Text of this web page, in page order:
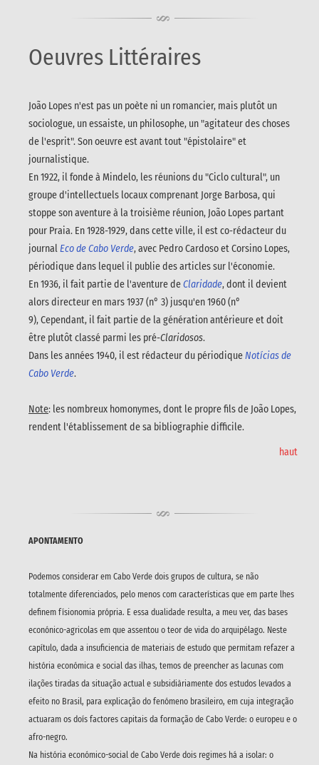
Oeuvres Littéraires
João Lopes n'est pas un poète ni un romancier, mais plutôt un
sociologue, un essaiste, un philosophe, un "agitateur des choses
de l'esprit". Son oeuvre est avant tout "épistolaire" et
journalistique.
En 1922, il fonde à Mindelo, les réunions du "Ciclo cultural", un
groupe d'intellectuels locaux comprenant Jorge Barbosa, qui
stoppe son aventure à la troisième réunion, João Lopes partant
pour Praia. En 1928-1929, dans cette ville, il est co-rédacteur du
journalEco de Cabo Verde, avec Pedro Cardoso et Corsino Lopes,
périodique dans lequel il publie des articles sur l'économie.
En 1936, il fait partie de l'aventure deClaridade, dont il devient
alors directeur en mars 1937 (n° 3) jusqu'en 1960 (n°
9), Cependant, il fait partie de la génération antérieure et doit
être plutôt classé parmi les pré-Claridosos.
Dans les années 1940, il est rédacteur du périodiqueNotícias de
Cabo Verde.
Note: les nombreux homonymes, dont le propre fils de João Lopes,
rendent l'établissement de sa bibliographie difficile.
haut
APONTAMENTO
Podemos considerar em Cabo Verde dois grupos de cultura, se não
totalmente diferenciados, pelo menos com características que em parte lhes
definem físionomia própria. E essa dualidade resulta, a meu ver, das bases
econónico-agricolas em que assentou o teor de vida do arquipélago. Neste
capítulo, dada a insuficiencia de materiais de estudo que permitam refazer a
história económica e social das ilhas, temos de preencher as lacunas com
ilações tiradas da situação actual e subsidiàriamente dos estudos levados a
efeito no Brasil, para explicação do fenómeno brasileiro, em cuja integração
actuaram os doís factores capitais da formação de Cabo Verde: o europeu e o
afro-negro.
Na história económico-social de Cabo Verde dois regimes há a isolar: o